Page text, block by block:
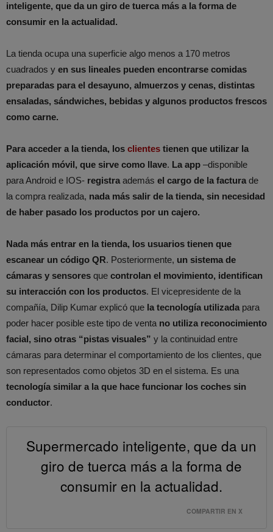
inteligente, que da un giro de tuerca más a la forma de
consumir en la actualidad.
La tienda ocupa una superficie algo menos a 170 metros
cuadrados y en sus lineales pueden encontrarse comidas
preparadas para el desayuno, almuerzos y cenas, distintas
ensaladas, sándwiches, bebidas y algunos productos frescos
como carne.
Para acceder a la tienda, los clientes tienen que utilizar la
aplicación móvil, que sirve como llave. La app –disponible
para Android e IOS- registra además el cargo de la factura de
la compra realizada, nada más salir de la tienda, sin necesidad
de haber pasado los productos por un cajero.
Nada más entrar en la tienda, los usuarios tienen que
escanear un código QR. Posteriormente, un sistema de
cámaras y sensores que controlan el movimiento, identifican
su interacción con los productos. El vicepresidente de la
compañía, Dilip Kumar explicó que la tecnología utilizada para
poder hacer posible este tipo de venta no utiliza reconocimiento
facial, sino otras “pistas visuales” y la continuidad entre
cámaras para determinar el comportamiento de los clientes, que
son representados como objetos 3D en el sistema. Es una
tecnología similar a la que hace funcionar los coches sin
conductor.
Supermercado inteligente, que da un
giro de tuerca más a la forma de
consumir en la actualidad.
COMPARTIR EN X